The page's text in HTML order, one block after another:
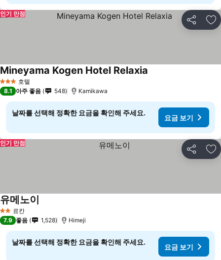
공유 즐
인기 만점
3 성급 호텔
Mineyama Kogen Hotel Relaxia
8.1 아주 좋음 548 Kamikawa
날짜를 선택해 정확한 요금을 확인해 주세요.
요금 보기
공유 즐
인기 만점
2 성급료칸
유메노이
7.9 좋음 1,528 Himeji
날짜를 선택해 정확한 요금을 확인해 주세요.
요금 보기